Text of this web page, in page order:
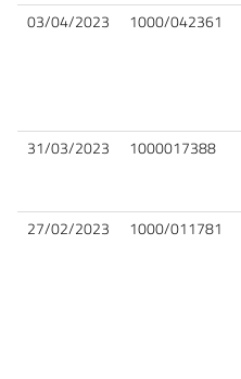
03/04/2023 1000/042361
31/03/2023 1000017388
27/02/2023 1000/011781